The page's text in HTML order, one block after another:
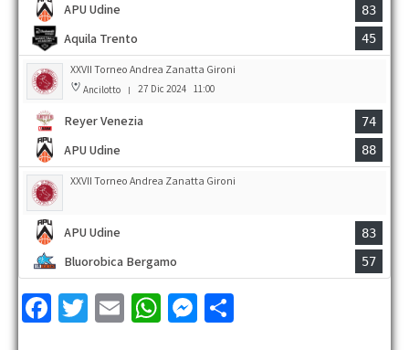
APU Udine 83
Aquila Trento 45
XXVII Torneo Andrea Zanatta Gironi
Ancilotto | 27 Dic 2024 11:00
Reyer Venezia 74
APU Udine 88
XXVII Torneo Andrea Zanatta Gironi
APU Udine 83
Bluorobica Bergamo 57
Fa T E W M